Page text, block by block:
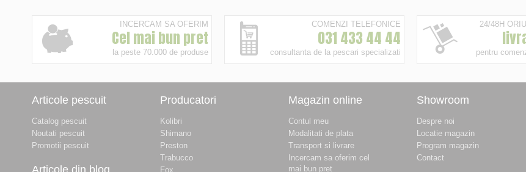
INCERCAM SA OFERIM
Cel mai bun pret
la peste 70.000 de produse
COMENZI TELEFONICE
031 433 44 44
consultanta de la pescari specializati
24/48H
pentru
Articole pescuit
Catalog pescuit
Noutati pescuit
Promotii pescuit
Articole din blog
Producatori
Kolibri
Shimano
Preston
Trabucco
Fox
Magazin online
Contul meu
Modalitati de plata
Transport si livrare
Incercam sa oferim cel
mai bun pret
Showroom
Despre noi
Locatie magazin
Program magazin
Contact